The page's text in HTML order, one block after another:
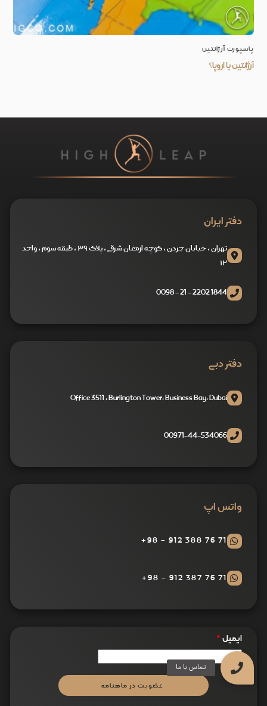
پاسپورت آرژانتین
آرژانتین یا اروپا؟
دفتر ایران
تهران ، خیابان جردن ، کوچه ارمغان شرقی ، پلاک ۳۹ ، طبقه سوم ، واحد
۱۲
1844 2202 - 21 - 0098
دفتر دبی
Office 3511 , Burlington Tower, Business Bay, Dubai
00971-44-534066
واتس اپ
71 76 388 912 - 98+
71 76 387 912 - 98+
ایمیل *
عضویت در ماهنامه